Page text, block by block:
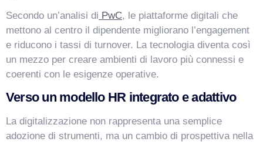
Secondo un’analisi di PwC, le piattaforme digitali che
mettono al centro il dipendente migliorano l’engagement
e riducono i tassi di turnover. La tecnologia diventa così
un mezzo per creare ambienti di lavoro più connessi e
coerenti con le esigenze operative.
Verso un modello HR integrato e adattivo
La digitalizzazione non rappresenta una semplice
adozione di strumenti, ma un cambio di prospettiva nella